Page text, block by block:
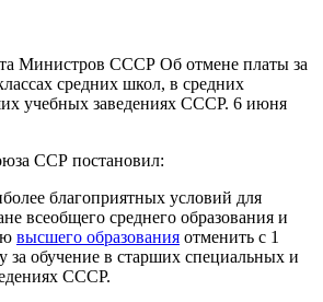
Министров СССР Об отмене платы за
средних школ, в средних
учебных заведениях СССР. 6 июня
ССР постановил:
благоприятных условий для
всеобщего среднего образования и
высшего образования отменить с 1
за обучение в старших специальных и
СССР.